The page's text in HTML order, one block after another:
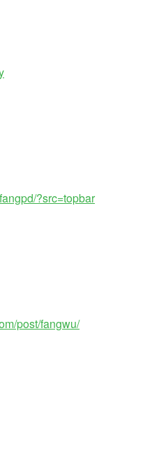
?src=topbar
post/fangwu/